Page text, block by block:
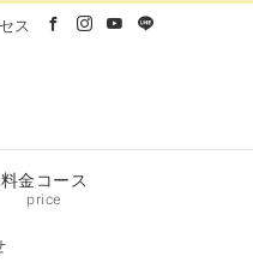
ス
料金コース
price